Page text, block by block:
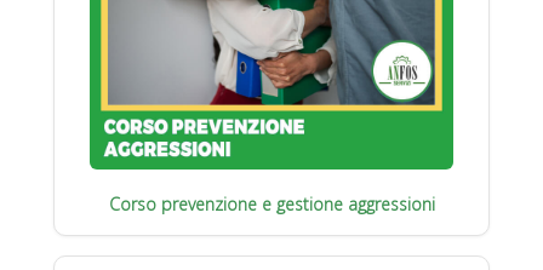
Corso prevenzione e gestione aggressioni